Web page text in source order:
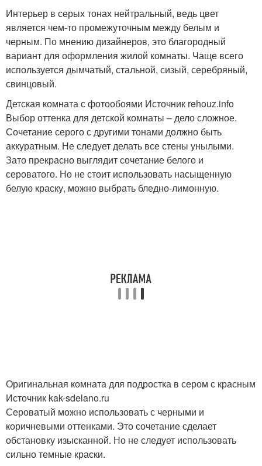
Интерьер в серых тонах нейтральный, ведь цвет
является чем-то промежуточным между белым и
черным. По мнению дизайнеров, это благородный
вариант для оформления жилой комнаты. Чаще всего
используется дымчатый, стальной, сизый, серебряный,
свинцовый.
Детская комната с фотообоями Источник rehouz.info
Выбор оттенка для детской комнаты – дело сложное.
Сочетание серого с другими тонами должно быть
аккуратным. Не следует делать все стены унылыми.
Зато прекрасно выглядит сочетание белого и
сероватого. Но не стоит использовать насыщенную
белую краску, можно выбрать бледно-лимонную.
Оригинальная комната для подростка в сером с красным
Источник kak-sdelano.ru
Сероватый можно использовать с черными и
коричневыми оттенками. Это сочетание сделает
обстановку изысканной. Но не следует использовать
сильно темные краски.